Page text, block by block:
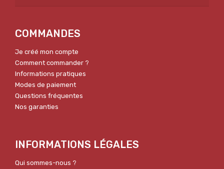
COMMANDES
Je créé mon compte
Comment commander ?
Informations pratiques
Modes de paiement
Questions fréquentes
Nos garanties
INFORMATIONS LÉGALES
Qui sommes-nous ?